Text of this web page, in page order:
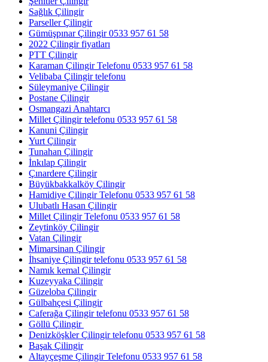
Sağlık Çilingir
Parseller Çilingir
Gümüşpınar Çilingir 0533 957 61 58
2022 Çilingir fiyatları
PTT Çilingir
Karaman Çilingir Telefonu 0533 957 61 58
Velibaba Çilingir telefonu
Süleymaniye Çilingir
Postane Çilingir
Osmangazi Anahtarcı
Millet Çilingir telefonu 0533 957 61 58
Kanuni Çilingir
Yurt Çilingir
Tunahan Çilingir
İnkılap Çilingir
Çınardere Çilingir
Büyükbakkalköy Çilingir
Hamidiye Çilingir Telefonu 0533 957 61 58
Ulubatlı Hasan Çilingir
Millet Çilingir Telefonu 0533 957 61 58
Zeytinköy Çilingir
Vatan Çilingir
Mimarsinan Çilingir
İhsaniye Çilingir telefonu 0533 957 61 58
Namık kemal Çilingir
Kuzeyyaka Çilingir
Güzeloba Çilingir
Gülbahçesi Çilingir
Caferağa Çilingir telefonu 0533 957 61 58
Göllü Çilingir
Denizköşkler Çilingir telefonu 0533 957 61 58
Başak Çilingir
Altayçeşme Çilingir Telefonu 0533 957 61 58